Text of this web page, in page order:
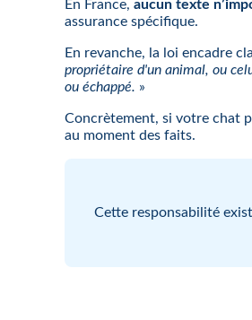
En France, aucun texte
assurance spécifique.
En revanche, la loi encadre
propriétaire d'un animal, ou
ou échappé. »
Concrètement, si votre chat
au moment des faits.
Cette responsabilité